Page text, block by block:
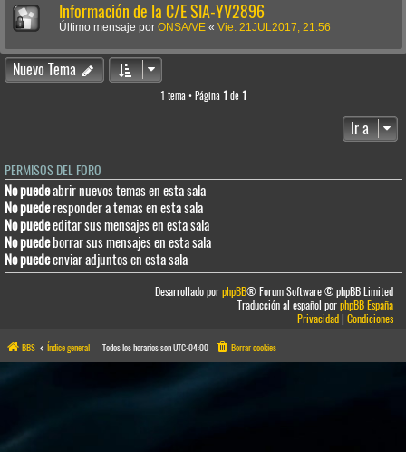
Información de la C/E SIA-YV2896
Último mensaje por ONSA/VE « Vie. 21JUL2017, 21:56
Nuevo Tema
1 tema • Página 1 de 1
Ir a
PERMISOS DEL FORO
No puedeabrir nuevos temas en esta sala
No puederesponder a temas en esta sala
No puedeeditar sus mensajes en esta sala
No puedeborrar sus mensajes en esta sala
No puedeenviar adjuntos en esta sala
Desarrollado porphpBB® Forum Software © phpBB Limited
Traducción al español porphpBB España
Privacidad|Condiciones
BBS Índice general Todos los horarios sonUTC-04:00 Borrar cookies